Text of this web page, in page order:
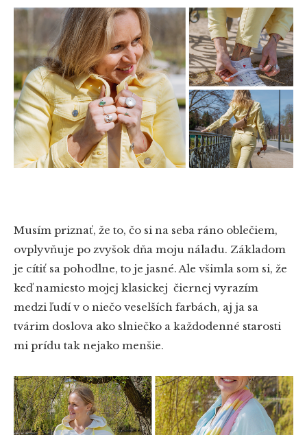
Musím priznať, že to, čo si na seba ráno oblečiem,
ovplyvňuje po zvyšok dňa moju náladu. Základom
je cítiť sa pohodlne, to je jasné. Ale všimla som si, že
keď namiesto mojej klasickej čiernej vyrazím
medzi ľudí v o niečo veselších farbách, aj ja sa
tvárim doslova ako slniečko a každodenné starosti
mi prídu tak nejako menšie.